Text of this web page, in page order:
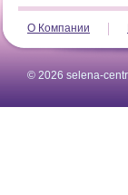
О Компании
© 2026 selena-